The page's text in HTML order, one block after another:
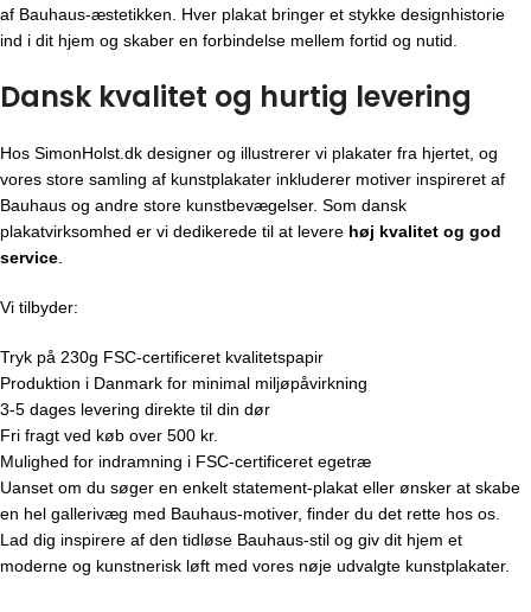
af Bauhaus-æstetikken. Hver plakat bringer et stykke designhistorie
ind i dit hjem og skaber en forbindelse mellem fortid og nutid.
Dansk kvalitet og hurtig levering
Hos SimonHolst.dk designer og illustrerer vi plakater fra hjertet, og
vores store samling af kunstplakater inkluderer motiver inspireret af
Bauhaus og andre store kunstbevægelser. Som dansk
plakatvirksomhed er vi dedikerede til at levere høj kvalitet og god
service
Vi tilbyder:
Tryk på 230g FSC-certificeret kvalitetspapir
Produktion i Danmark for minimal miljøpåvirkning
3-5 dages levering direkte til din dør
Fri fragt ved køb over 500 kr.
Mulighed for indramning i FSC-certificeret egetræ
Uanset om du søger en enkelt statement-plakat eller ønsker at skabe
en hel gallerivæg med Bauhaus-motiver, finder du det rette hos os.
Lad dig inspirere af den tidløse Bauhaus-stil og giv dit hjem et
moderne og kunstnerisk løft med vores nøje udvalgte kunstplakater.